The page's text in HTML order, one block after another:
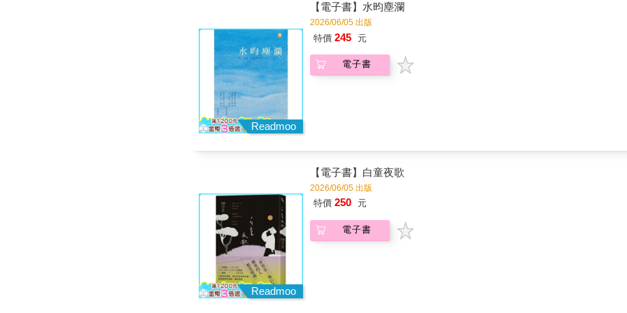
眉等自然象徵，揮筆寫就大氣磅礴的自由詩；而當代作家傑克．凱魯亞克的
短三行俳句充滿靈性與慧黠，讓人耳目一新。英國詩人中，約翰．梅斯費爾德
德．霍普金斯、阿爾弗雷德．丁尼生、羅伯特．彭斯、威廉．華滋華斯、拜
文明與資本主義，嚮往田園牧歌式生活⋯⋯從華滋華斯筆下的水仙，到拜倫嚮
一首詩都如熠熠發光的指引，帶領我們與詩人一同叩敲自然的神祕，領受最
代」健將，詩風格自由奔放、不拘一格，亦融入爵士樂和佛教元素。✦羅伯．
Readmoo
【電子書】水昀塵瀾
2026/06/05 出版
特價 245 元
電子書
Readmoo
【電子書】白童夜歌
2026/06/05 出版
特價 250 元
電子書